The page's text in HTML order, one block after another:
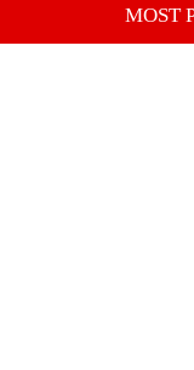
MOST